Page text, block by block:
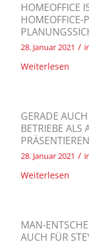
HOMEOFFICE
HOMEOFFICE-
28. Januar 2021 /
Weiterlesen
GERADE
BETRIEBE ALS
PRÄSENTIEREN
28. Januar 2021 /
Weiterlesen
MAN-
AUCH FÜR